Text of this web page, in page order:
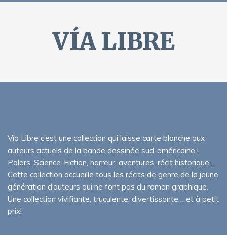
VÍA LIBRE
Vía Libre c’est une collection qui laisse carte blanche aux
auteurs actuels de la bande dessinée sud-américaine !
Polars, Science-Fiction, horreur, aventures, récit historique…
Cette collection accueille tous les récits de genre de la jeune
génération d’auteurs qui ne font pas du roman graphique.
Une collection vivifiante, truculente, divertissante… et à petit
prix!